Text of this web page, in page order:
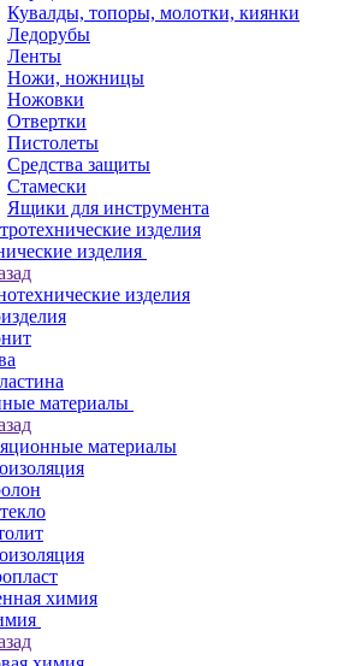
Кувалды, топоры, молотки, киянки
Ледорубы
Ленты
Ножи, ножницы
Ножовки
Отвертки
Пистолеты
Средства защиты
Стамески
Ящики для инструмента
изделия
изделия
изделия
материалы
материалы
химия